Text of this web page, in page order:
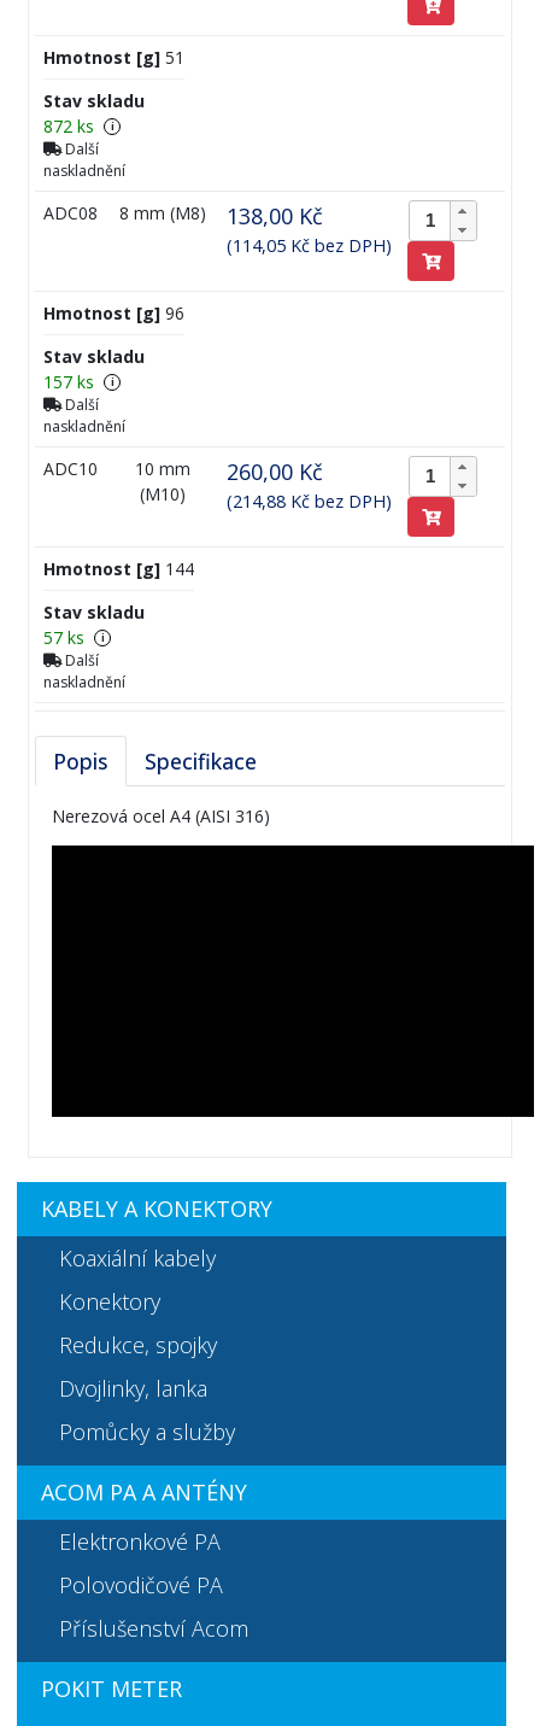
Hmotnost [g] 51
Stav skladu
872 ks
i
Další
naskladnění
ADC08 8 mm (M8) 138,00 Kč
(114,05 Kč bez DPH)
Hmotnost [g] 96
Stav skladu
157 ks
i
Další
naskladnění
ADC10
10 mm
(M10)
260,00 Kč
(214,88 Kč bez DPH)
Hmotnost [g] 144
Stav skladu
57 ks
i
Další
naskladnění
Popis Specifikace
Nerezová ocel A4 (AISI 316)
KABELY A KONEKTORY
Koaxiální kabely
Konektory
Redukce, spojky
Dvojlinky, lanka
Pomůcky a služby
ACOM PA A ANTÉNY
Elektronkové PA
Polovodičové PA
Příslušenství Acom
POKIT METER